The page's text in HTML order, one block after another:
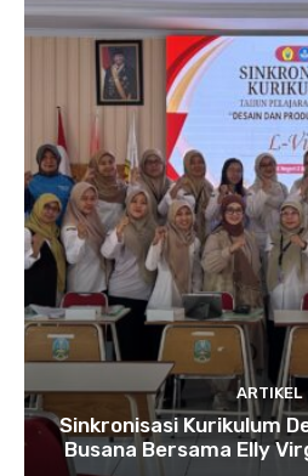
ARTIKEL
Sinkronisasi Kurikulum
Busana Bersama Elly